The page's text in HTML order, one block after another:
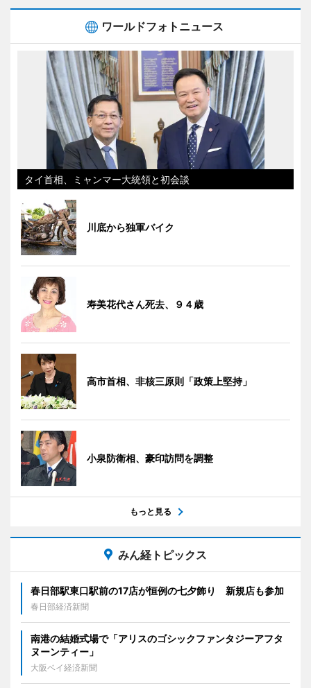
ワールドフォトニュース
タイ首相、ミャンマー大統領と初会談
川底から独軍バイク
寿美花代さん死去、９４歳
高市首相、非核三原則「政策上堅持」
小泉防衛相、豪印訪問を調整
もっと見る
みん経トピックス
春日部駅東口駅前の17店が恒例の七夕飾り 新規店も参加
春日部経済新聞
南港の結婚式場で「アリスのゴシックファンタジーアフタ
ヌーンティー」
大阪ベイ経済新聞